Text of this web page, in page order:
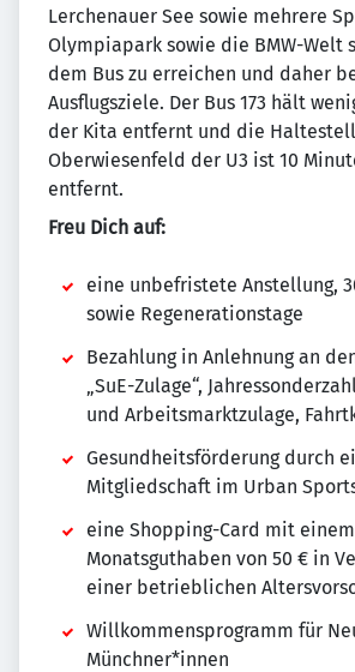
Lerchenauer See sowie mehrere
Olympiapark sowie die BMW-Welt
dem Bus zu erreichen und daher
Ausflugsziele. Der Bus 173 hält
der Kita entfernt und die
Oberwiesenfeld der U3 ist 10
entfernt.
Freu Dich auf:
eine unbefristete Anstellung,
sowie Regenerationstage
Bezahlung in Anlehnung an
„SuE-Zulage“,
und Arbeitsmarktzulage,
Gesundheitsförderung durch
Mitgliedschaft im Urban
eine Shopping-Card mit einem
Monatsguthaben von 50 € in
einer betrieblichen
Willkommensprogramm für
Münchner*innen